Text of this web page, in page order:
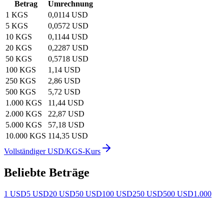
Betrag
Umrechnung
1 KGS
0,0114 USD
5 KGS
0,0572 USD
10 KGS
0,1144 USD
20 KGS
0,2287 USD
50 KGS
0,5718 USD
100 KGS
1,14 USD
250 KGS
2,86 USD
500 KGS
5,72 USD
1.000 KGS
11,44 USD
2.000 KGS
22,87 USD
5.000 KGS
57,18 USD
10.000 KGS 114,35 USD
Vollständiger USD/KGS-Kurs
Beliebte Beträge
1 USD5 USD20 USD50 USD100 USD250 USD500 USD1.000